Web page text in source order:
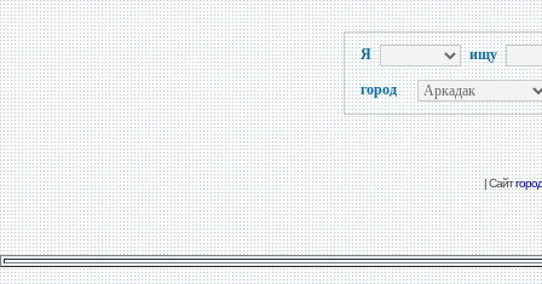
Я ищу
город
| Сайт